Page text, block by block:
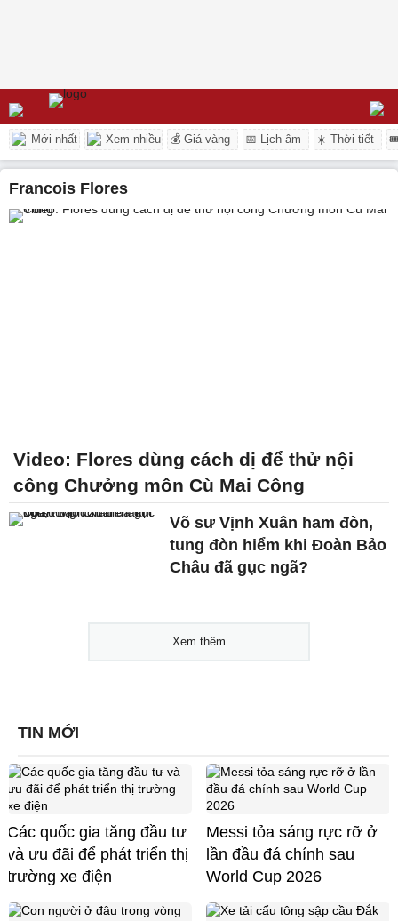
Mới nhất Xem nhiều 💰 Giá vàng 📅 Lịch âm ☀️ Thời tiết
Francois Flores
Video: Flores dùng cách dị để thử nội
công Chưởng môn Cù Mai Công
Võ sư Vịnh Xuân ham đòn,
tung đòn hiểm khi Đoàn Bảo
Châu đã gục ngã?
Xem thêm
TIN MỚI
Các quốc gia tăng đầu tư
và ưu đãi để phát triển thị
trường xe điện
Messi tỏa sáng rực rỡ ở
lần đầu đá chính sau
World Cup 2026